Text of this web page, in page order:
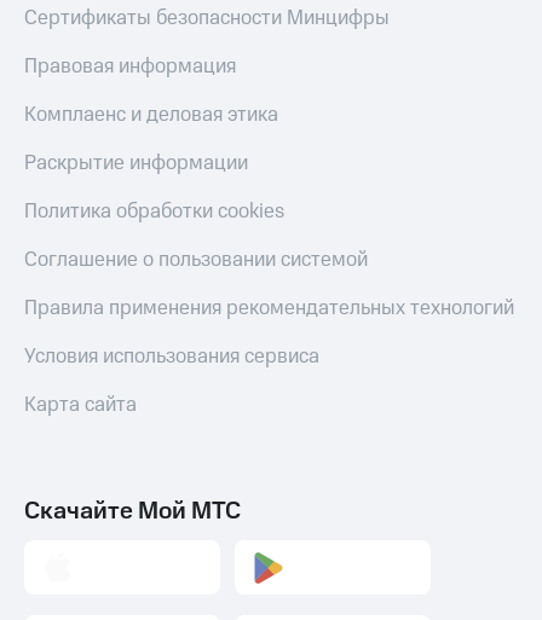
магазин
Наушники
и
колонки
Умные
часы
и
дом
Планшеты
Акции
Все
товары
Сертификаты безопасности Минцифры
Правовая информация
Комплаенс и деловая этика
Раскрытие информации
Политика обработки cookies
Соглашение о пользовании системой
Правила применения рекомендательных технологий
Условия использования сервиса
Карта сайта
Скачайте Мой МТС